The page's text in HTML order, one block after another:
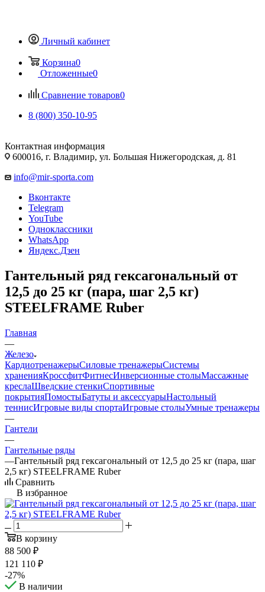
Личный кабинет
Корзина0
Отложенные0
Сравнение товаров0
8 (800) 350-10-95
Контактная информация
600016, г. Владимир, ул. Большая Нижегородская, д. 81
info@mir-sporta.com
Вконтакте
Telegram
YouTube
Одноклассники
WhatsApp
Яндекс.Дзен
Гантельный ряд гексагональный от
12,5 до 25 кг (пара, шаг 2,5 кг)
STEELFRAME Ruber
Главная
—
Железо
КардиотренажерыСиловые тренажерыСистемы
храненияКроссфитФитнесИнверсионные столыМассажные
креслаШведские стенкиСпортивные
покрытияПомостыБатуты и аксессуарыНастольный
теннисИгровые виды спортаИгровые столыУмные тренажеры
—
Гантели
—
Гантельные ряды
—Гантельный ряд гексагональный от 12,5 до 25 кг (пара, шаг
2,5 кг) STEELFRAME Ruber
Сравнить
В избранное
В корзину
88 500 ₽
121 110 ₽
-27%
В наличии